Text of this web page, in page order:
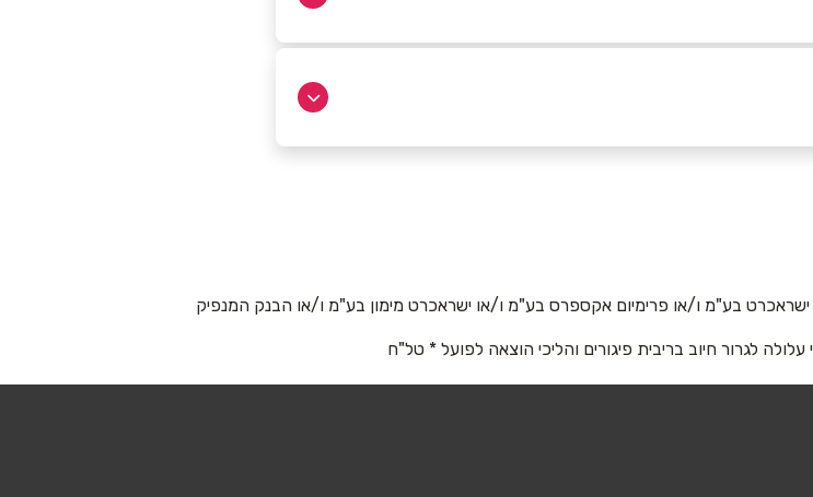
בע"מ ו/או פרימיום אקספרס בע"מ ו/או ישראכרט מימון בע"מ ו/או הבנק המנפיק
לגרור חיוב בריבית פיגורים והליכי הוצאה לפועל * טל"ח